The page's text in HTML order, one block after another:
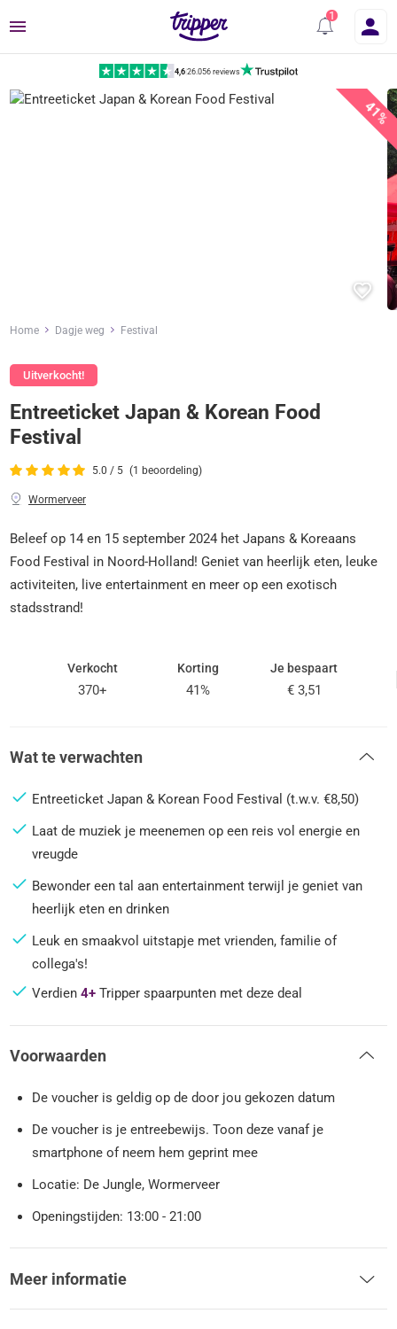
Menu
4,6|26.056 reviews
41%
Home Dagje weg Festival
Uitverkocht!
Entreeticket Japan & Korean Food
Festival
5.0 / 5 (1 beoordeling)
Wormerveer
Beleef op 14 en 15 september 2024 het Japans & Koreaans
Food Festival in Noord-Holland! Geniet van heerlijk eten, leuke
activiteiten, live entertainment en meer op een exotisch
stadsstrand!
Verkocht
370+
Korting
41%
Je bespaart
€ 3,51
Wat te verwachten
Entreeticket Japan & Korean Food Festival (t.w.v. €8,50)
Laat de muziek je meenemen op een reis vol energie en
vreugde
Bewonder een tal aan entertainment terwijl je geniet van
heerlijk eten en drinken
Leuk en smaakvol uitstapje met vrienden, familie of
collega's!
Verdien4+ Tripper spaarpunten met deze deal
Voorwaarden
De voucher is geldig op de door jou gekozen datum
De voucher is je entreebewijs. Toon deze vanaf je
smartphone of neem hem geprint mee
Locatie: De Jungle, Wormerveer
Openingstijden: 13:00 - 21:00
Meer informatie